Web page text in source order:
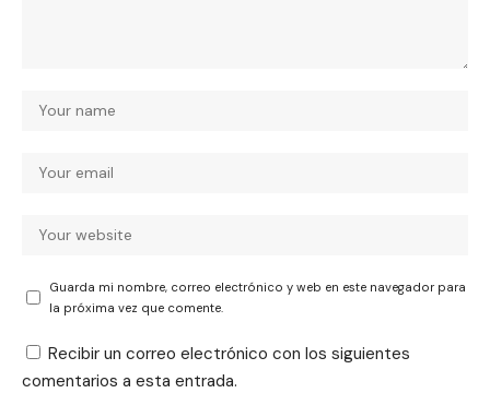
Guarda mi nombre, correo electrónico y web en este navegador para
la próxima vez que comente.
Recibir un correo electrónico con los siguientes
comentarios a esta entrada.